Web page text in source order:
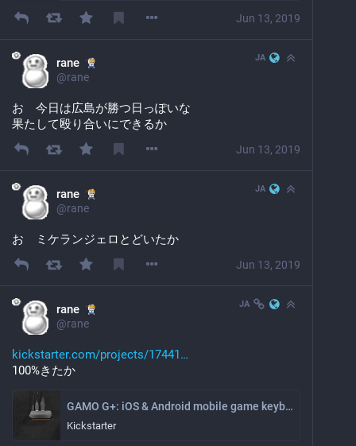
Jun 13, 2019
rane
@rane
JA
お　今日は広島が勝つ日っぽいな
果たして殴り合いにできるか
Jun 13, 2019
rane
@rane
JA
お　ミケランジェロとどいたか
Jun 13, 2019
rane
@rane
JA
kickstarter.com/projects/17441
100%きたか
GAMO G+: iOS & Android mobile game keyboard & mouse adaptor
Kickstarter